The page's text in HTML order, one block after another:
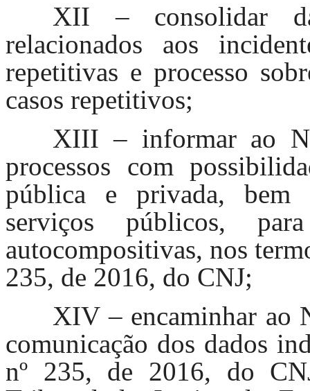
XII – consolidar
relacionados aos
repetitivas e processo
casos repetitivos;
XIII – informar ao
processos com
pública e privada, bem
serviços públicos,
autocompositivas, nos
235, de 2016, do CNJ;
XIV – encaminhar ao
comunicação dos dados
nº 235, de 2016, do